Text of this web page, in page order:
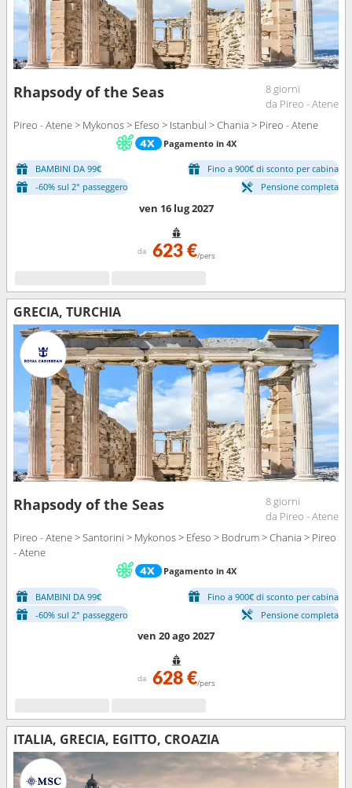
Rhapsody of the Seas
8 giorni
da Pireo - Atene
Pireo - Atene > Mykonos > Efeso > Istanbul > Chania > Pireo - Atene
Pagamento in 4X
BAMBINI DA 99€
Fino a 900€ di sconto per cabina
-60% sul 2° passeggero
Pensione completa
ven 16 lug 2027
da 623 €/pers
GRECIA, TURCHIA
Rhapsody of the Seas
8 giorni
da Pireo - Atene
Pireo - Atene > Santorini > Mykonos > Efeso > Bodrum > Chania > Pireo
- Atene
Pagamento in 4X
BAMBINI DA 99€
Fino a 900€ di sconto per cabina
-60% sul 2° passeggero
Pensione completa
ven 20 ago 2027
da 628 €/pers
ITALIA, GRECIA, EGITTO, CROAZIA